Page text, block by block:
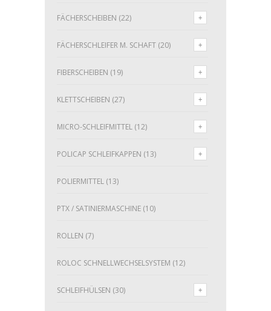
FÄCHERSCHEIBEN (22)
FÄCHERSCHLEIFER M. SCHAFT (20)
FIBERSCHEIBEN (19)
KLETTSCHEIBEN (27)
MICRO-SCHLEIFMITTEL (12)
POLICAP SCHLEIFKAPPEN (13)
POLIERMITTEL (13)
PTX / SATINIERMASCHINE (10)
ROLLEN (7)
ROLOC SCHNELLWECHSELSYSTEM (12)
SCHLEIFHÜLSEN (30)